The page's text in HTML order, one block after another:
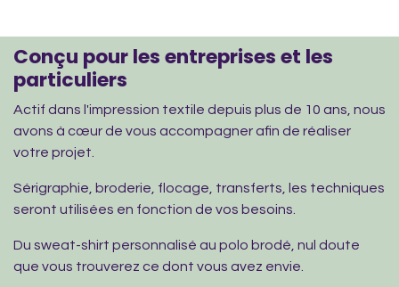
Conçu pour les entreprises et les
particuliers
Actif dans l'impression textile depuis plus de 10 ans, nous
avons à cœur de vous accompagner afin de réaliser
votre projet.
Sérigraphie, broderie, flocage, transferts, les techniques
seront utilisées en fonction de vos besoins.
Du sweat-shirt personnalisé au polo brodé, nul doute
que vous trouverez ce dont vous avez envie.